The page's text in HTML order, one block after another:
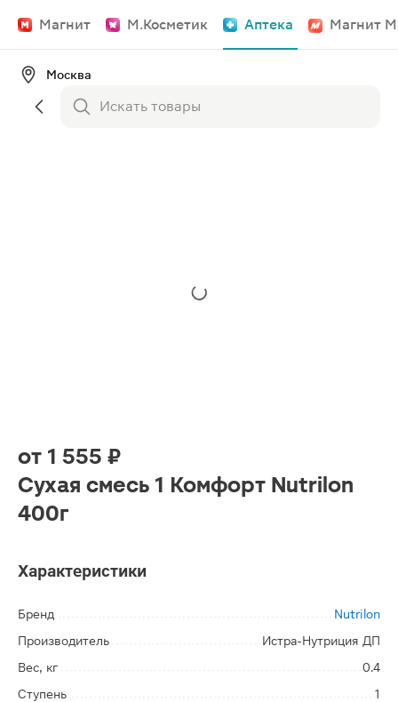
Магнит М.Косметик Аптека Магнит
Москва
от 1 555 ₽
Сухая смесь 1 Комфорт Nutrilon
400г
Характеристики
Бренд
Nutrilon
Производитель
Истра-Нутриция ДП
Вес, кг
0.4
Ступень
1